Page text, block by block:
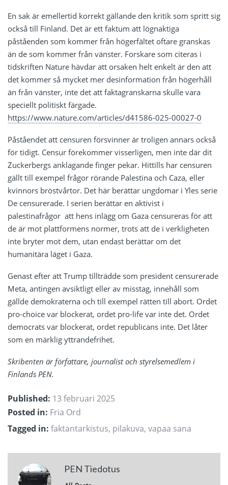
En sak är emellertid korrekt gällande den kritik som spritt sig
också till Finland. Det är ett faktum att lögnaktiga
påståenden som kommer från högerfältet oftare granskas
än de som kommer från vänster. Forskare som citeras i
tidskriften Nature hävdar att orsaken helt enkelt är den att
det kommer så mycket mer desinformation från högerhåll
än från vänster, inte det att faktagranskarna skulle vara
speciellt politiskt färgade.
https://www.nature.com/articles/d41586-025-00027-0
Påståendet att censuren försvinner är troligen annars också
för tidigt. Censur förekommer visserligen, men inte där dit
Zuckerbergs anklagande finger pekar. Hittills har censuren
gällt till exempel frågor rörande Palestina och Caza, eller
kvinnors bröstvårtor. Det här berättar ungdomar i Yles serie
De censurerade. I serien berättar en aktivist i
palestinafrågor att hens inlägg om Gaza censureras för att
de är mot plattformens normer, trots att de i verkligheten
inte bryter mot dem, utan endast berättar om det
humanitära läget i Gaza.
Genast efter att Trump tillträdde som president censurerade
Meta, antingen avsiktligt eller av misstag, innehåll som
gällde demokraterna och till exempel rätten till abort. Ordet
pro-choice var blockerat, ordet pro-life var inte det. Ordet
democrats var blockerat, ordet republicans inte. Det låter
som en märklig yttrandefrihet.
Skribenten är författare, journalist och styrelsemedlem i
Finlands PEN.
Published: 13 februari 2025
Posted in: Fria Ord
Tagged in: faktantarkistus, pilakuva, vapaa sana
PEN Tiedotus